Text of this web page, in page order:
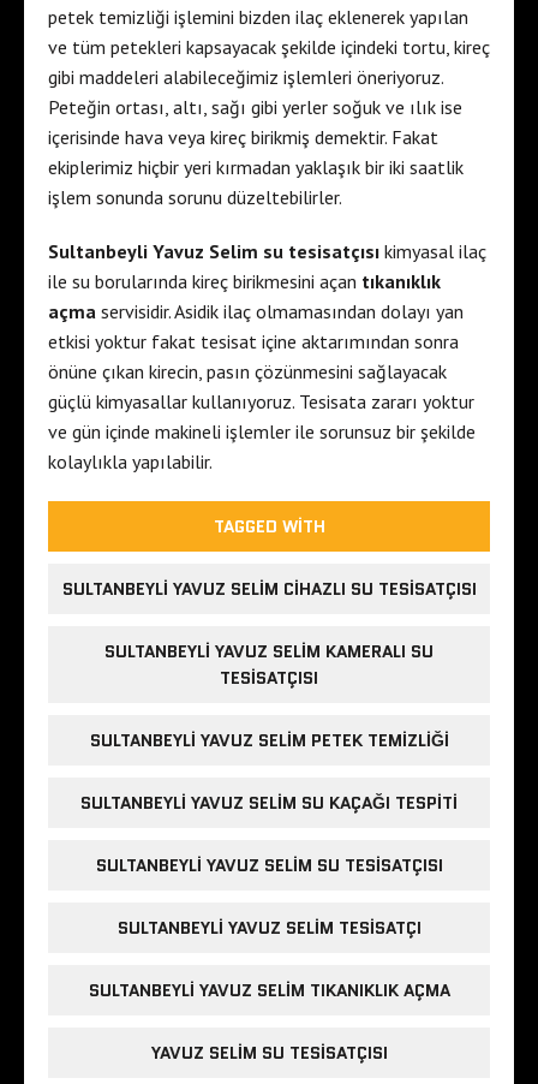
petek temizliği işlemini bizden ilaç eklenerek yapılan
ve tüm petekleri kapsayacak şekilde içindeki tortu, kireç
gibi maddeleri alabileceğimiz işlemleri öneriyoruz.
Peteğin ortası, altı, sağı gibi yerler soğuk ve ılık ise
içerisinde hava veya kireç birikmiş demektir. Fakat
ekiplerimiz hiçbir yeri kırmadan yaklaşık bir iki saatlik
işlem sonunda sorunu düzeltebilirler.
Sultanbeyli Yavuz Selim su tesisatçısı kimyasal ilaç
ile su borularında kireç birikmesini açan tıkanıklık
açma servisidir. Asidik ilaç olmamasından dolayı yan
etkisi yoktur fakat tesisat içine aktarımından sonra
önüne çıkan kirecin, pasın çözünmesini sağlayacak
güçlü kimyasallar kullanıyoruz. Tesisata zararı yoktur
ve gün içinde makineli işlemler ile sorunsuz bir şekilde
kolaylıkla yapılabilir.
TAGGED WITH
SULTANBEYLI YAVUZ SELIM CIHAZLI SU TESISATÇISI
SULTANBEYLI YAVUZ SELIM KAMERALI SU
TESISATÇISI
SULTANBEYLI YAVUZ SELIM PETEK TEMIZLIĞI
SULTANBEYLI YAVUZ SELIM SU KAÇAĞI TESPITI
SULTANBEYLI YAVUZ SELIM SU TESISATÇISI
SULTANBEYLI YAVUZ SELIM TESISATÇI
SULTANBEYLI YAVUZ SELIM TIKANIKLIK AÇMA
YAVUZ SELIM SU TESISATÇISI